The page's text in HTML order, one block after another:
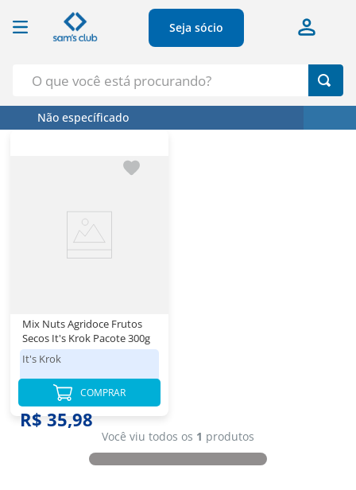
Seja sócio
Não específicado
Mix Nuts Agridoce Frutos
Secos It's Krok Pacote 300g
It's Krok
R$ 35,98
COMPRAR
Você viu todos os 1 produtos
Termos Mais Buscados
Papel Higienico
Leite